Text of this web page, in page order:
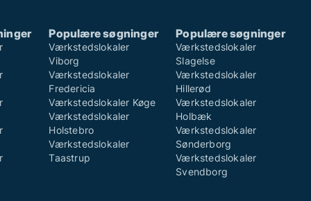
Populære søgninger
Værkstedslokaler
Viborg
Værkstedslokaler
Fredericia
Værkstedslokaler Køge
Værkstedslokaler
Holstebro
Værkstedslokaler
Taastrup
Populære søgninger
Værkstedslokaler
Slagelse
Værkstedslokaler
Hillerød
Værkstedslokaler
Holbæk
Værkstedslokaler
Sønderborg
Værkstedslokaler
Svendborg